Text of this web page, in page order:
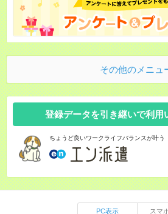
その他のメニュ
登録データを引き継いで利用
ちょうど良いワークライフバランスが叶う
PC表示 スマ